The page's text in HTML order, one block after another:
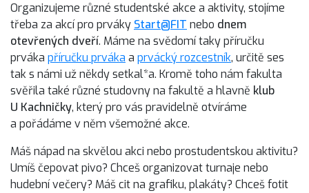
Organizujeme různé studentské akce a aktivity, stojíme
třeba za akcí pro prváky Start@FIT nebo dnem
otevřených dveří. Máme na svědomí taky příručku
prváka příručku prváka a prvácký rozcestník, určitě ses
tak s námi už někdy setkal*a. Kromě toho nám fakulta
svěřila také různé studovny na fakultě a hlavně klub
U Kachničky, který pro vás pravidelně otvíráme
a pořádáme v něm všemožné akce.
Máš nápad na skvělou akci nebo prostudentskou aktivitu?
Umíš čepovat pivo? Chceš organizovat turnaje nebo
hudební večery? Máš cit na grafiku, plakáty? Chceš fotit